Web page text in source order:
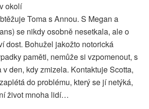
okolí
Toma s Annou. S Megan a
se nikdy osobně nesetkala, ale o
dost. Bohužel jakožto notorická
paměti, nemůže si vzpomenout, s
den, kdy zmizela. Kontaktuje Scotta,
do problému, který se jí netýká,
život mnoha lidí…